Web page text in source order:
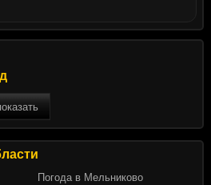
Погода в Мельниково